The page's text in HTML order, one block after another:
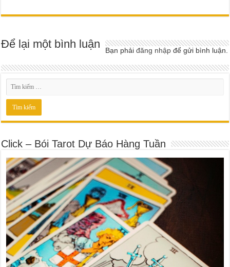
Để lại một bình luận Bạn phảiđăng nhập để gửi bình luận.
Click – Bói Tarot Dự Báo Hàng Tuần